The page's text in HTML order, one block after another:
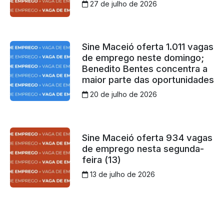
27 de julho de 2026
Sine Maceió oferta 1.011 vagas
de emprego neste domingo;
Benedito Bentes concentra a
maior parte das oportunidades
20 de julho de 2026
Sine Maceió oferta 934 vagas
de emprego nesta segunda-
feira (13)
13 de julho de 2026